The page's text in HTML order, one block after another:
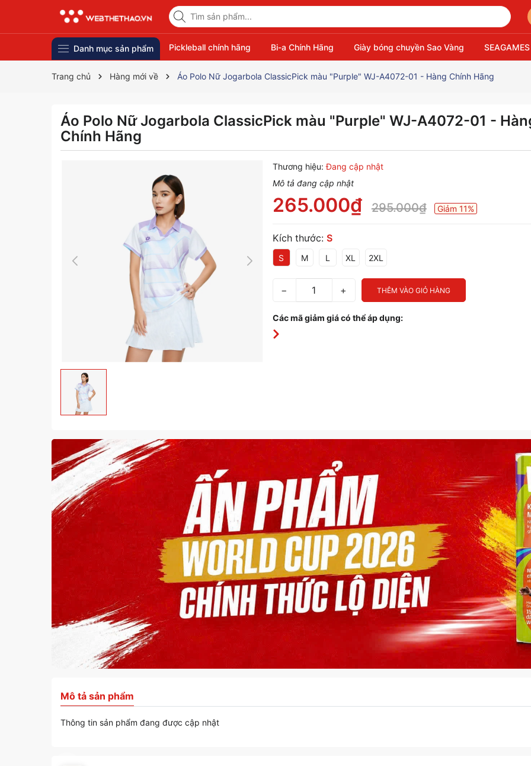
Danh mục sản phẩm Pickleball chính hãng Bi-a Chính Hãng Giày bóng chuyền Sao Vàng
Trang chủ Hàng mới về Áo Polo Nữ Jogarbola ClassicPick màu "Purple" WJ-A4072-01 - Hàng Chính Hãng
Áo Polo Nữ Jogarbola ClassicPick màu "Purple" WJ-A4072-01 -
Chính Hãng
Thương hiệu: Đang cập nhật
Mô tả đang cập nhật
265.000₫ 295.000₫ Giảm 11%
Kích thước: S
S M L XL 2XL
− + THÊM VÀO GIỎ HÀNG
Các mã giảm giá có thể áp dụng:
Mô tả sản phẩm
Thông tin sản phẩm đang được cập nhật